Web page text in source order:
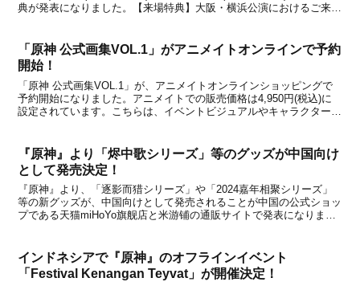
典が発表になりました。【来場特典】大阪・横浜公演におけるご来場
「原神 公式画集VOL.1」がアニメイトオンラインで予約
開始！
「原神 公式画集VOL.1」が、アニメイトオンラインショッピングで
予約開始になりました。アニメイトでの販売価格は4,950円(税込)に
設定されています。こちらは、イベントビジュアルやキャラクターイ
『原神』より「烬中歌シリーズ」等のグッズが中国向け
として発売決定！
『原神』より、「逐影而猎シリーズ」や「2024嘉年相聚シリーズ」
等の新グッズが、中国向けとして発売されることが中国の公式ショッ
プである天猫miHoYo旗舰店と米游铺の通販サイトで発表になりまし
インドネシアで『原神』のオフラインイベント
「Festival Kenangan Teyvat」が開催決定！